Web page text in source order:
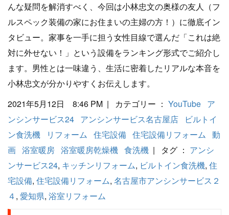
んな疑問を解消すべく、今回は小林忠文の奥様の友人（フ
ルスペック装備の家にお住まいの主婦の方！）に徹底イン
タビュー。家事を一手に担う女性目線で選んだ「これは絶
対に外せない！」という設備をランキング形式でご紹介し
ます。男性とは一味違う、生活に密着したリアルな本音を
小林忠文が分かりやすくお伝えします。
2021年5月12日 8:46 PM | カテゴリー ： YouTube ア
ンシンサービス24 アンシンサービス名古屋店
ビルトイ
ン食洗機
リフォーム 住宅設備 住宅設備リフォーム 動
画 浴室暖房 浴室暖房乾燥機 食洗機 | タグ ： アンシ
ンサービス24, キッチンリフォーム, ビルトイン食洗機, 住
宅設備, 住宅設備リフォーム, 名古屋市アンシンサービス２
４, 愛知県, 浴室リフォーム